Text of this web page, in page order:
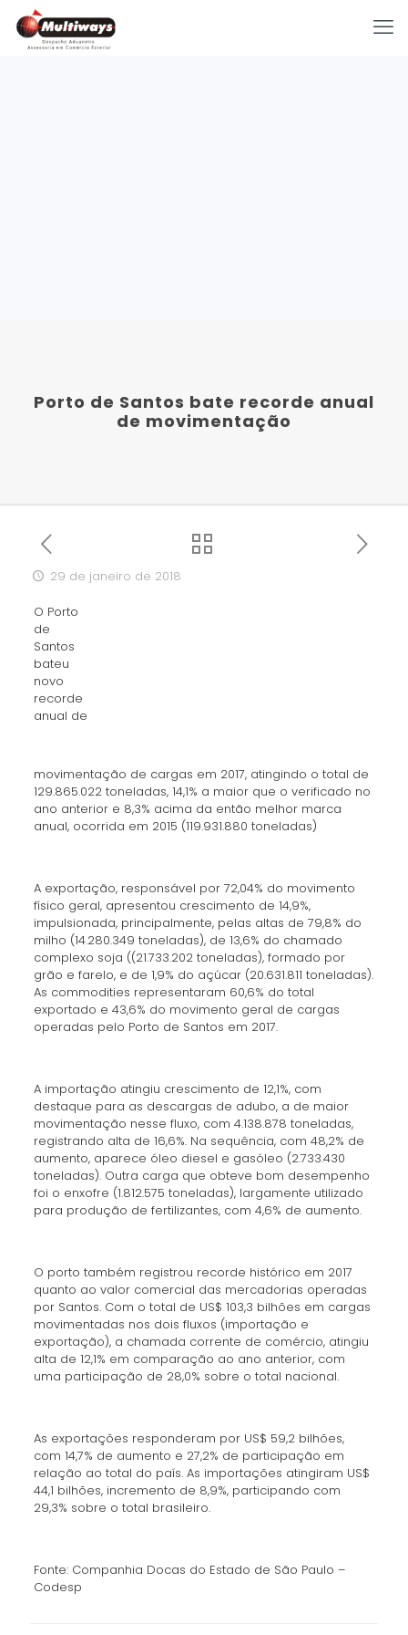
Porto de Santos bate recorde anual
de movimentação
29 de janeiro de 2018
O Porto
de
Santos
bateu
novo
recorde
anual de
movimentação de cargas em 2017, atingindo o total de
129.865.022 toneladas, 14,1% a maior que o verificado no
ano anterior e 8,3% acima da então melhor marca
anual, ocorrida em 2015 (119.931.880 toneladas)
A exportação, responsável por 72,04% do movimento
físico geral, apresentou crescimento de 14,9%,
impulsionada, principalmente, pelas altas de 79,8% do
milho (14.280.349 toneladas), de 13,6% do chamado
complexo soja ((21.733.202 toneladas), formado por
grão e farelo, e de 1,9% do açúcar (20.631.811 toneladas).
As commodities representaram 60,6% do total
exportado e 43,6% do movimento geral de cargas
operadas pelo Porto de Santos em 2017.
A importação atingiu crescimento de 12,1%, com
destaque para as descargas de adubo, a de maior
movimentação nesse fluxo, com 4.138.878 toneladas,
registrando alta de 16,6%. Na sequência, com 48,2% de
aumento, aparece óleo diesel e gasóleo (2.733.430
toneladas). Outra carga que obteve bom desempenho
foi o enxofre (1.812.575 toneladas), largamente utilizado
para produção de fertilizantes, com 4,6% de aumento.
O porto também registrou recorde histórico em 2017
quanto ao valor comercial das mercadorias operadas
por Santos. Com o total de US$ 103,3 bilhões em cargas
movimentadas nos dois fluxos (importação e
exportação), a chamada corrente de comércio, atingiu
alta de 12,1% em comparação ao ano anterior, com
uma participação de 28,0% sobre o total nacional.
As exportações responderam por US$ 59,2 bilhões,
com 14,7% de aumento e 27,2% de participação em
relação ao total do país. As importações atingiram US$
44,1 bilhões, incremento de 8,9%, participando com
29,3% sobre o total brasileiro.
Fonte: Companhia Docas do Estado de São Paulo –
Codesp